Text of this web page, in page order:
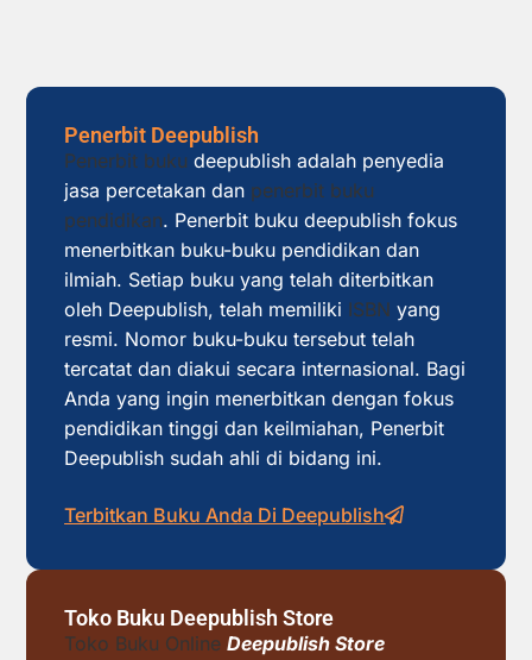
Penerbit Deepublish
Penerbit buku deepublish adalah penyedia
jasa percetakan dan penerbit buku
pendidikan. Penerbit buku deepublish fokus
menerbitkan buku-buku pendidikan dan
ilmiah. Setiap buku yang telah diterbitkan
oleh Deepublish, telah memiliki ISBN yang
resmi. Nomor buku-buku tersebut telah
tercatat dan diakui secara internasional. Bagi
Anda yang ingin menerbitkan dengan fokus
pendidikan tinggi dan keilmiahan, Penerbit
Deepublish sudah ahli di bidang ini.
Terbitkan Buku Anda Di Deepublish
Toko Buku Deepublish Store
Toko Buku Online Deepublish Store